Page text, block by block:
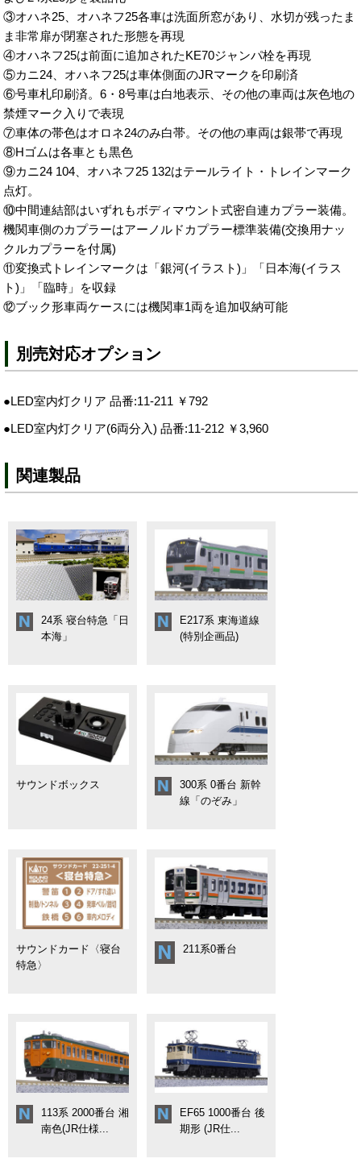
③オハネ25、オハネフ25各車は洗面所窓があり、水切が残ったま
ま非常扉が閉塞された形態を再現
④オハネフ25は前面に追加されたKE70ジャンパ栓を再現
⑤カニ24、オハネフ25は車体側面のJRマークを印刷済
⑥号車札印刷済。6・8号車は白地表示、その他の車両は灰色地の
禁煙マーク入りで表現
⑦車体の帯色はオロネ24のみ白帯。その他の車両は銀帯で再現
⑧Hゴムは各車とも黒色
⑨カニ24 104、オハネフ25 132はテールライト・トレインマーク
点灯。
⑩中間連結部はいずれもボディマウント式密自連カプラー装備。
機関車側のカプラーはアーノルドカプラー標準装備(交換用ナッ
クルカプラーを付属)
⑪変換式トレインマークは「銀河(イラスト)」「日本海(イラス
ト)」「臨時」を収録
⑫ブック形車両ケースには機関車1両を追加収納可能
別売対応オプション
●LED室内灯クリア 品番:11-211 ￥792
●LED室内灯クリア(6両分入) 品番:11-212 ￥3,960
関連製品
24系 寝台特急「日
本海」
E217系 東海道線
(特別企画品)
サウンドボックス
300系 0番台 新幹
線「のぞみ」
サウンドカード〈寝台
特急〉
211系0番台
113系 2000番台 湘
南色(JR仕様...
EF65 1000番台 後
期形 (JR仕...